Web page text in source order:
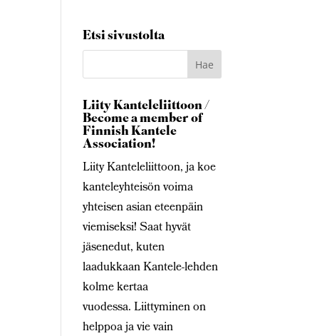
Etsi sivustolta
Liity Kanteleliittoon /
Become a member of
Finnish Kantele
Association!
Liity Kanteleliittoon, ja koe
kanteleyhteisön voima
yhteisen asian eteenpäin
viemiseksi! Saat hyvät
jäsenedut, kuten
laadukkaan Kantele-lehden
kolme kertaa
vuodessa. Liittyminen on
helppoa ja vie vain